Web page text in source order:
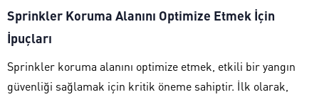
Sprinkler Koruma Alanını Optimize Etmek İçin
İpuçları
Sprinkler koruma alanını optimize etmek, etkili bir yangın
güvenliği sağlamak için kritik öneme sahiptir. İlk olarak,